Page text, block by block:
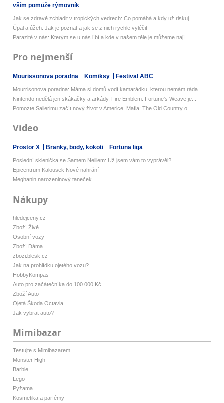
vším pomůže rýmovník
Jak se zdravě zchladit v tropických vedrech: Co pomáhá a kdy už riskuj...
Úpal a úžeh: Jak je poznat a jak se z nich rychle vyléčit
Parazité v nás: Kterým se u nás líbí a kde v našem těle je můžeme nají...
Pro nejmenší
Mourissonova poradna Komiksy Festival ABC
Mourrisonova poradna: Máma si domů vodí kamarádku, kterou nemám ráda. ...
Nintendo nedělá jen skákačky a arkády. Fire Emblem: Fortune's Weave je...
Pomozte Salierimu začít nový život v Americe. Mafia: The Old Country o...
Video
Prostor X Branky, body, kokoti Fortuna liga
Poslední sklenička se Samem Neillem: Už jsem vám to vyprávěl?
Epicentrum Kalousek Nové nahrání
Meghanin narozeninový taneček
Nákupy
hledejceny.cz
Zboží Živě
Osobní vozy
Zboží Dáma
zbozi.blesk.cz
Jak na prohlídku ojetého vozu?
HobbyKompas
Auto pro začátečníka do 100 000 Kč
Zboží Auto
Ojetá Škoda Octavia
Jak vybrat auto?
Mimibazar
Testujte s Mimibazarem
Monster High
Barbie
Lego
Pyžama
Kosmetika a parfémy